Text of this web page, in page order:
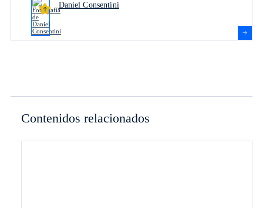
Daniel Consentini
Contenidos relacionados